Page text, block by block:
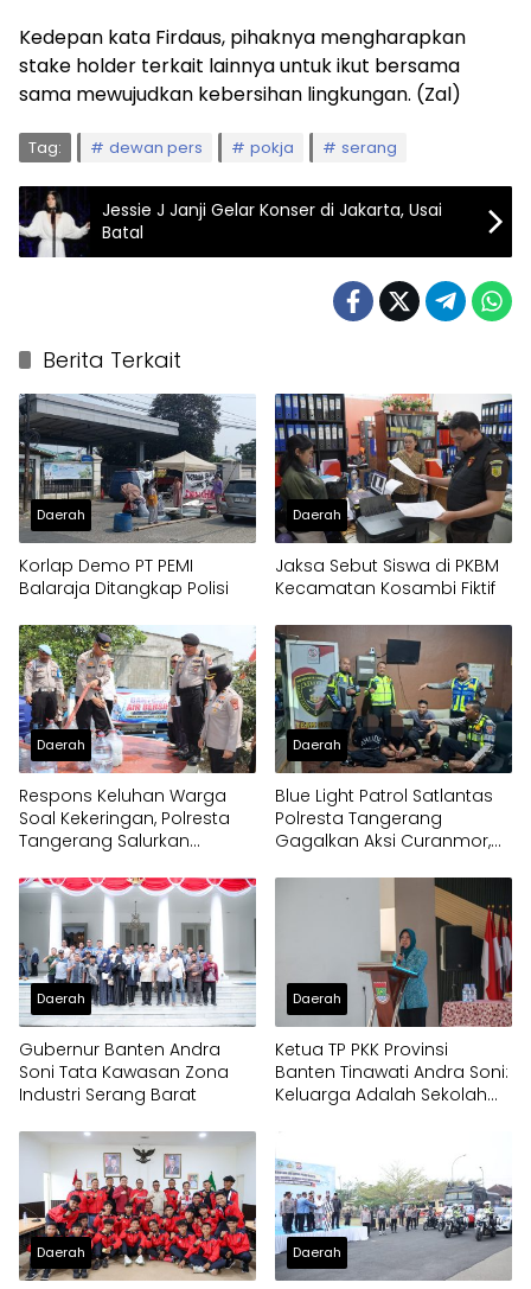
Kedepan kata Firdaus, pihaknya mengharapkan
stake holder terkait lainnya untuk ikut bersama
sama mewujudkan kebersihan lingkungan. (Zal)
Tag: dewan pers pokja serang
Jessie J Janji Gelar Konser di Jakarta, Usai
Batal
Berita Terkait
Daerah
Korlap Demo PT PEMI
Balaraja Ditangkap Polisi
Daerah
Jaksa Sebut Siswa di PKBM
Kecamatan Kosambi Fiktif
Daerah
Respons Keluhan Warga
Soal Kekeringan, Polresta
Tangerang Salurkan
Panongan
Daerah
Blue Light Patrol Satlantas
Polresta Tangerang
Gagalkan Aksi Curanmor,
Daerah
Gubernur Banten Andra
Soni Tata Kawasan Zona
Industri Serang Barat
Daerah
Ketua TP PKK Provinsi
Banten Tinawati Andra Soni:
Keluarga Adalah Sekolah
Daerah Daerah